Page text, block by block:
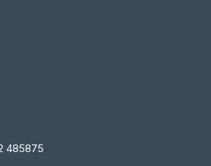
485875